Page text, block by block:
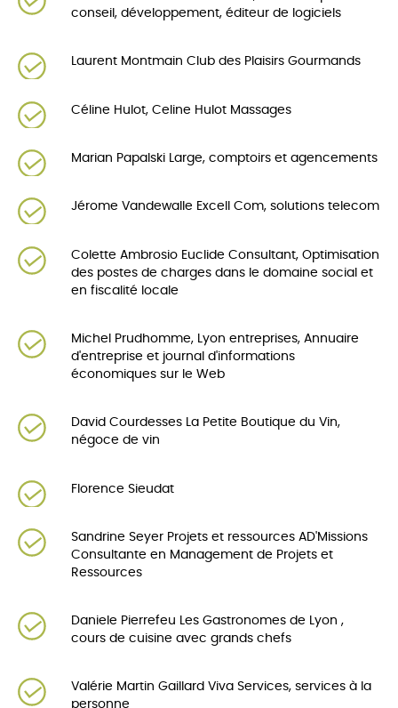
conseil, développement, éditeur de logiciels
Laurent Montmain Club des Plaisirs Gourmands
Céline Hulot, Celine Hulot Massages
Marian Papalski Large, comptoirs et agencements
Jérome Vandewalle Excell Com, solutions telecom
Colette Ambrosio Euclide Consultant, Optimisation
des postes de charges dans le domaine social et
en fiscalité locale
Michel Prudhomme, Lyon entreprises, Annuaire
d'entreprise et journal d'informations
économiques sur le Web
David Courdesses La Petite Boutique du Vin,
négoce de vin
Florence Sieudat
Sandrine Seyer Projets et ressources AD'Missions
Consultante en Management de Projets et
Ressources
Daniele Pierrefeu Les Gastronomes de Lyon ,
cours de cuisine avec grands chefs
Valérie Martin Gaillard Viva Services, services à la
personne